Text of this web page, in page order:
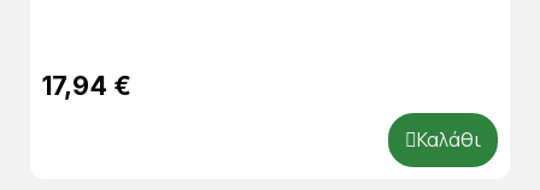
17,94 €
Καλάθι